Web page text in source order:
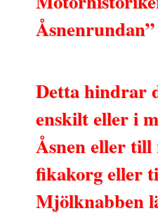
Detta hindrar
enskilt eller i
Åsnen eller till
fikakorg eller
Mjölknabben